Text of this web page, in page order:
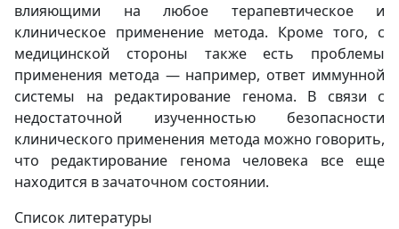
влияющими на любое терапевтическое и
клиническое применение метода. Кроме того, с
медицинской стороны также есть проблемы
применения метода — например, ответ иммунной
системы на редактирование генома. В связи с
недостаточной изученностью безопасности
клинического применения метода можно говорить,
что редактирование генома человека все еще
находится в зачаточном состоянии.
Список литературы